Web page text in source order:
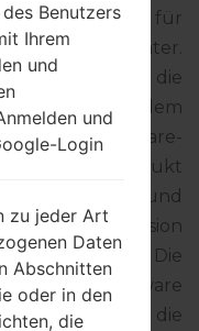
Update für
5G herunter.
überprüfen, ob die
dem
Der Firmware-
Das Produkt
und
MODEM-Version
Die
Firmware
wie man die
Benutzers
Ihrem
und
und
Login
zu jeder Art
Daten
Abschnitten
oder in den
die